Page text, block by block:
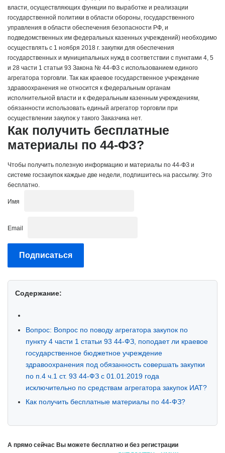
власти, осуществляющих функции по выработке и реализации
государственной политики в области обороны, государственного
управления в области обеспечения безопасности РФ, и
подведомственных им федеральных казенных учреждений) необходимо
осуществлять с 1 ноября 2018 г. закупки для обеспечения
государственных и муниципальных нужд в соответствии с пунктами 4, 5
и 28 части 1 статьи 93 Закона № 44-ФЗ с использованием единого
агрегатора торговли. Так как краевое государственное учреждение
здравоохранения не относится к федеральным органам
исполнительной власти и к федеральным казенным учреждениям,
обязанности использовать единый агрегатор торговли при
осуществлении закупок у такого Заказчика нет.
Как получить бесплатные
материалы по 44-ФЗ?
Чтобы получить полезную информацию и материалы по 44-ФЗ и
системе госзакупок каждые две недели, подпишитесь на рассылку. Это
бесплатно.
Имя
Email
Содержание:
Вопрос: Вопрос по поводу агрегатора закупок по
пункту 4 части 1 статьи 93 44-ФЗ, поподает ли краевое
государственное бюджетное учреждение
здравоохранения под обязанность совершать закупки
по п.4 ч.1 ст. 93 44-ФЗ с 01.01.2019 года
исключительно по средствам агрегатора закупок ИАТ?
Как получить бесплатные материалы по 44-ФЗ?
А прямо сейчас Вы можете бесплатно и без регистрации